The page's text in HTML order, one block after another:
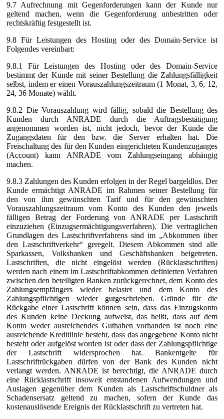
9.7 Aufrechnung mit Gegenforderungen kann der Kunde nur
geltend machen, wenn die Gegenforderung unbestritten oder
rechtskräftig festgestellt ist.
9.8 Für Leistungen des Hosting oder des Domain-Service ist
Folgendes vereinbart:
9.8.1 Für Leistungen des Hosting oder des Domain-Service
bestimmt der Kunde mit seiner Bestellung die Zahlungsfälligkeit
selbst, indem er einen Vorauszahlungszeitraum (1 Monat, 3, 6, 12,
24, 36 Monate) wählt.
9.8.2 Die Vorauszahlung wird fällig, sobald die Bestellung des
Kunden durch ANRADE durch die Auftragsbestätigung
angenommen worden ist, nicht jedoch, bevor der Kunde die
Zugangsdaten für den bzw. die Server erhalten hat. Die
Freischaltung des für den Kunden eingerichteten Kundenzuganges
(Account) kann ANRADE vom Zahlungseingang abhängig
machen.
9.8.3 Zahlungen des Kunden erfolgen in der Regel bargeldlos. Der
Kunde ermächtigt ANRADE im Rahmen seiner Bestellung für
den von ihm gewünschten Tarif und für den gewünschten
Vorauszahlungszeitraum vom Konto des Kunden den jeweils
fälligen Betrag der Forderung von ANRADE per Lastschrift
einzuziehen (Einzugsermächtigungsverfahren). Die vertraglichen
Grundlagen des Lastschriftverfahrens sind im „Abkommen über
den Lastschriftverkehr“ geregelt. Diesem Abkommen sind alle
Sparkassen, Volksbanken und Geschäftsbanken beigetreten.
Lastschriften, die nicht eingelöst werden (Rücklastschriften)
werden nach einem im Lastschriftabkommen definierten Verfahren
zwischen den beteiligten Banken zurückgerechnet, dem Konto des
Zahlungsempfängers wieder belastet und dem Konto des
Zahlungspflichtigen wieder gutgeschrieben. Gründe für die
Rückgabe einer Lastschrift können sein, dass das Einzugskonto
des Kunden keine Deckung aufweist, das heißt, dass auf dem
Konto weder ausreichendes Guthaben vorhanden ist noch eine
ausreichende Kreditlinie besteht, dass das angegebene Konto nicht
besteht oder aufgelöst worden ist oder dass der Zahlungspflichtige
der Lastschrift widersprochen hat. Bankentgelte für
Lastschriftrückgaben dürfen von der Bank des Kunden nicht
verlangt werden. ANRADE ist berechtigt, die ANRADE durch
eine Rücklastschrift insoweit entstandenen Aufwendungen und
Auslagen gegenüber dem Kunden als Lastschriftschuldner als
Schadensersatz geltend zu machen, sofern der Kunde das
kostenauslösende Ereignis der Rücklastschrift zu vertreten hat.